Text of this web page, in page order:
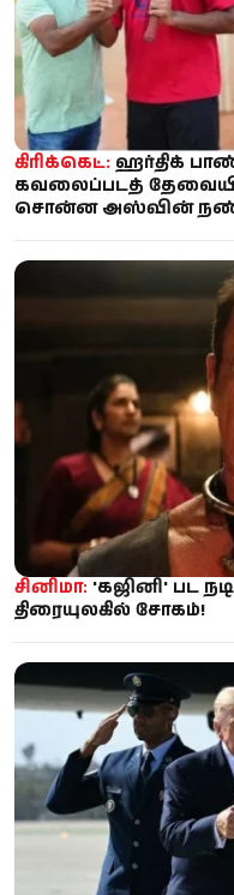
கிரிக்கெட்: ஹர்திக்
கவலைப்படத்
சொன்ன அஸ்வின்
சினிமா: 'கஜினி' பட
திரையுலகில் சோகம்!